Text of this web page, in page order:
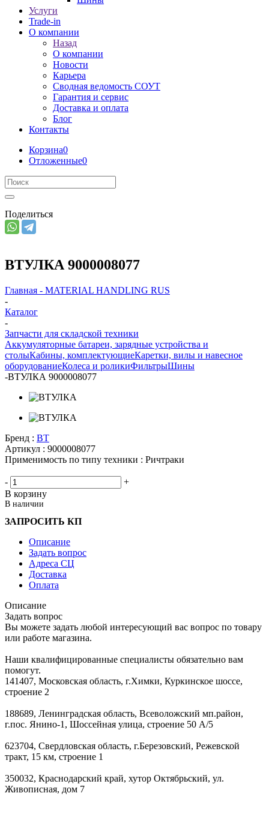
Услуги
Trade-in
О компании
Назад
О компании
Новости
Карьера
Сводная ведомость СОУТ
Гарантия и сервис
Доставка и оплата
Блог
Контакты
Корзина0
Отложенные0
Поделиться
ВТУЛКА 9000008077
Главная - MATERIAL HANDLING RUS
-
Каталог
-
Запчасти для складской техники
Аккумуляторные батареи, зарядные устройства и
столыКабины, комплектующиеКаретки, вилы и навесное
оборудованиеКолеса и роликиФильтрыШины
-ВТУЛКА 9000008077
Бренд : BT
Артикул : 9000008077
Применимость по типу техники : Ричтраки
-
+
В корзину
В наличии
ЗАПРОСИТЬ КП
Описание
Задать вопрос
Адреса СЦ
Доставка
Оплата
Описание
Задать вопрос
Вы можете задать любой интересующий вас вопрос по товару
или работе магазина.
Наши квалифицированные специалисты обязательно вам
помогут.
141407, Московская область, г.Химки, Куркинское шоссе,
строение 2
188689, Ленинградская область, Всеволожский мп.район,
г.пос. Янино-1, Шоссейная улица, строение 50 А/5
623704, Свердловская область, г.Березовский, Режевской
тракт, 15 км, строение 1
350032, Краснодарский край, хутор Октябрьский, ул.
Живописная, дом 7